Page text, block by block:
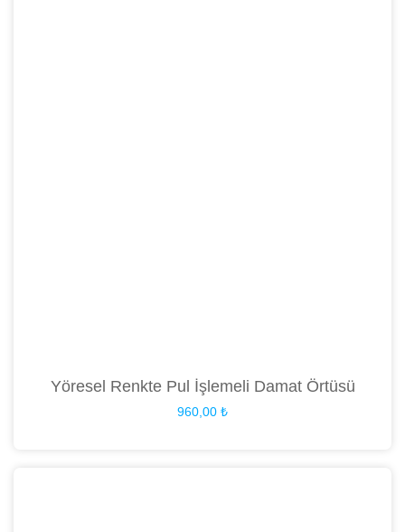
Yöresel Renkte Pul İşlemeli Damat Örtüsü
960,00 ₺